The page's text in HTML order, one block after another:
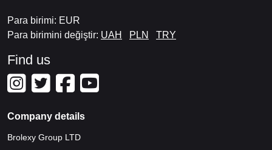
Para birimi: EUR
Para birimini değiştir: UAH PLN TRY
Find us
Company details
Brolexy Group LTD